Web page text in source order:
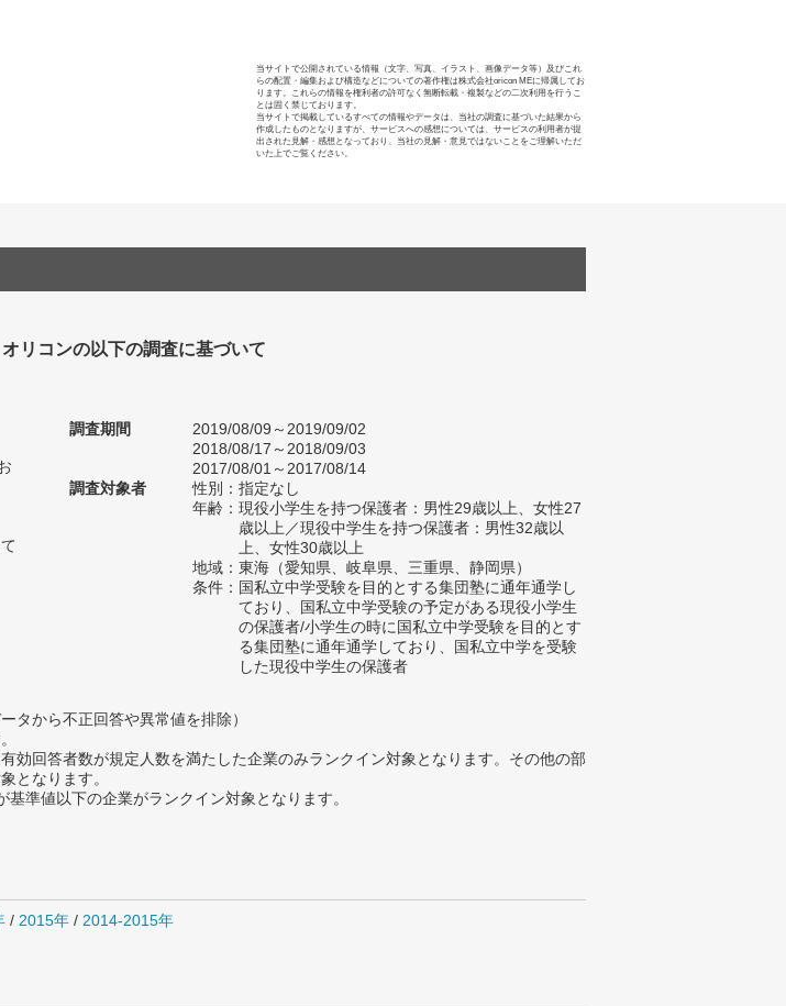
当サイトで公開されている情報（文字、写真、イラスト、画像データ等）及びこれ
らの配置・編集および構造などについての著作権は株式会社oricon MEに帰属してお
ります。これらの情報を権利者の許可なく無断転載・複製などの二次利用を行うこ
とは固く禁じております。
当サイトで掲載しているすべての情報やデータは、当社の調査に基づいた結果から
作成したものとなりますが、サービスへの感想については、サービスの利用者が提
出された見解・感想となっており、当社の見解・意見ではないことをご理解いただ
いた上でご覧ください。
リコンの以下の調査に基づいて
調査期間
2019/08/09～2019/09/02
2018/08/17～2018/09/03
2017/08/01～2017/08/14
調査対象者
性別：指定なし
年齢：現役小学生を持つ保護者：男性29歳以上、女性27
歳以上／現役中学生を持つ保護者：男性32歳以
上、女性30歳以上
地域：東海（愛知県、岐阜県、三重県、静岡県）
条件：国私立中学受験を目的とする集団塾に通年通学し
ており、国私立中学受験の予定がある現役小学生
の保護者/小学生の時に国私立中学受験を目的とす
る集団塾に通年通学しており、国私立中学を受験
した現役中学生の保護者
タから不正回答や異常値を排除）
回答者数が規定人数を満たした企業のみランクイン対象となります。その他の部
となります。
準値以下の企業がランクイン対象となります。
/ 2015年 / 2014-2015年